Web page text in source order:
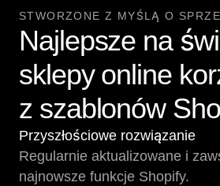
STWORZONE Z MYŚLĄ O
Najlepsze na
sklepy online
z szablonów
Przyszłościowe rozwiązanie
Regularnie aktualizowane i
najnowsze funkcje Shopify.